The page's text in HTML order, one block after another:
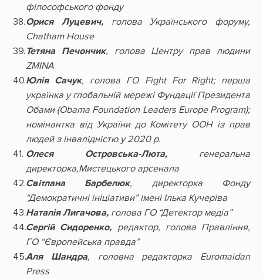
філософського фонду
Орися Луцевич,голова Українського форуму,
Chatham House
Тетяна Печончик, голова Центру прав людини
ZMINA
Юлія Сачук, голова ГО Fight For Right; перша
українка у глобальній мережі Фундації Президента
Обами (Obama Foundation Leaders Europe Program);
номінантка від України до Комітету ООН із прав
людей з інвалідністю у 2020 р.
Олеся Островська-Люта, генеральна
директорка,Мистецького арсенала
Світлана Барбелюк, директорка Фонду
“Демократичні ініціативи” імені Ілька Кучеріва
Наталія Лигачова,голова ГО “Детектор медіа”
Сергій Сидоренко, редактор, голова Правління,
ГО “Європейська правда”
Аля Шандра, головна редакторка Euromaidan
Press